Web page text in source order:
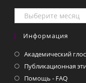
Архивы
СМИ
Информация
Академический
Публикационная
Помощь - FAQ